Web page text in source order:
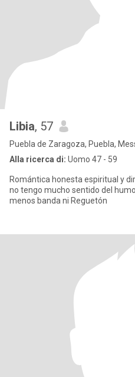
Libia, 57
Puebla de Zaragoza, Puebla,
Alla ricerca di: Uomo 47 - 59
Romántica honesta espiritual y
no tengo mucho sentido del
menos banda ni Reguetón